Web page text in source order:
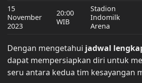
15
November
2023
20:00
WIB
Stadion
Indomilk
Arena
Dengan mengetahui jadwal
dapat mempersiapkan diri untuk
seru antara kedua tim kesayangan